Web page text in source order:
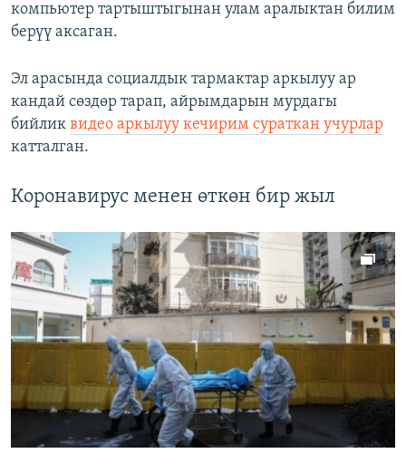
компьютер тартыштыгынан улам аралыктан билим
берүү аксаган.
Эл арасында социалдык тармактар аркылуу ар
кандай сөздөр тарап, айрымдарын мурдагы
бийлик видео аркылуу кечирим сураткан учурлар
катталган.
Коронавирус менен өткөн бир жыл